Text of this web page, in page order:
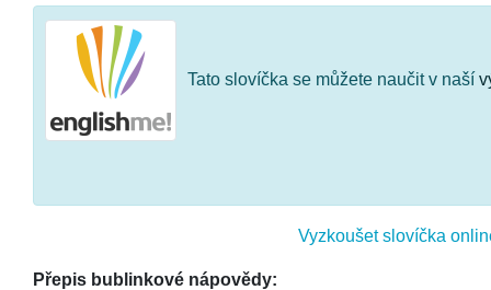
Tato slovíčka se můžete naučit v naší
Vyzkoušet slovíčka
Přepis bublinkové nápovědy: